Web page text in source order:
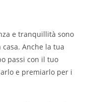
e tranquillità sono
Anche la tua
passi con il tuo
e premiarlo per i